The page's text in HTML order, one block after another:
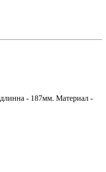
- 187мм. Материал -